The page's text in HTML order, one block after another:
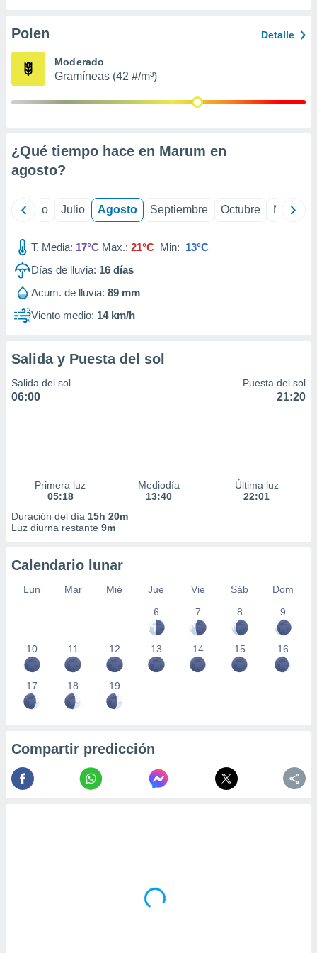
e
mediante
publicidad
publicidad
de
Polen Detalle
Moderado
Gramíneas (42 #/m³)
¿Qué tiempo hace en Marum en
agosto?
Junio Julio Agosto Septiembre Octubre
T. Media: 17°C Max.: 21°C Min: 13°C
Días de lluvia: 16 días
Acum. de lluvia: 89 mm
Viento medio: 14 km/h
Salida y Puesta del sol
Salida del sol
06:00
Puesta del sol
21:20
Primera luz
05:18
Mediodía
13:40
Última luz
22:01
Duración del día 15h 20m
Luz diurna restante 9m
Calendario lunar
Lun Mar Mié Jue Vie Sáb
Dom
6
7 8 9
10 11 12 13 14 15 16
17 18 19
Compartir predicción